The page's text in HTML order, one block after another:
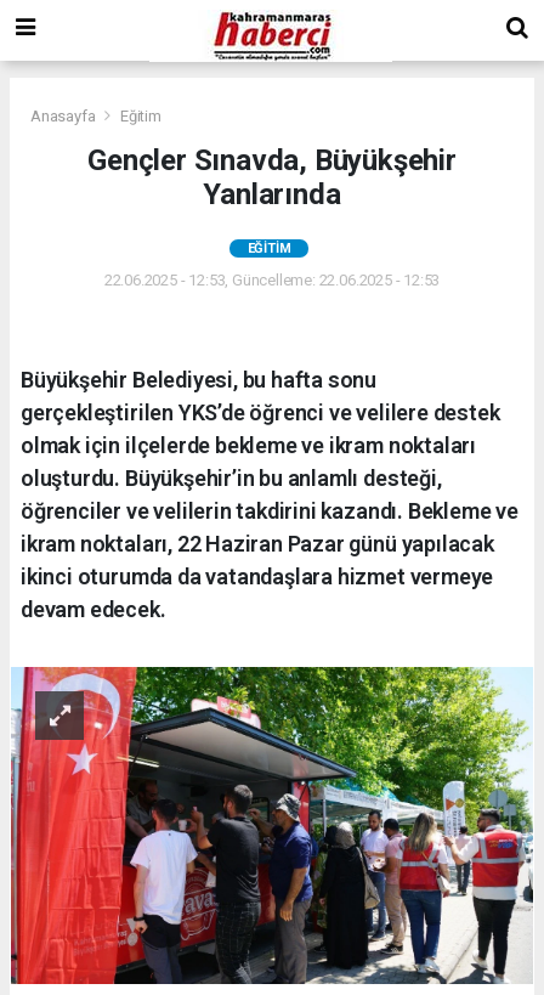
Anasayfa Eğitim
Gençler Sınavda, Büyükşehir
Yanlarında
EĞITIM
22.06.2025 - 12:53, Güncelleme: 22.06.2025 - 12:53
Büyükşehir Belediyesi, bu hafta sonu
gerçekleştirilen YKS’de öğrenci ve velilere destek
olmak için ilçelerde bekleme ve ikram noktaları
oluşturdu. Büyükşehir’in bu anlamlı desteği,
öğrenciler ve velilerin takdirini kazandı. Bekleme ve
ikram noktaları, 22 Haziran Pazar günü yapılacak
ikinci oturumda da vatandaşlara hizmet vermeye
devam edecek.